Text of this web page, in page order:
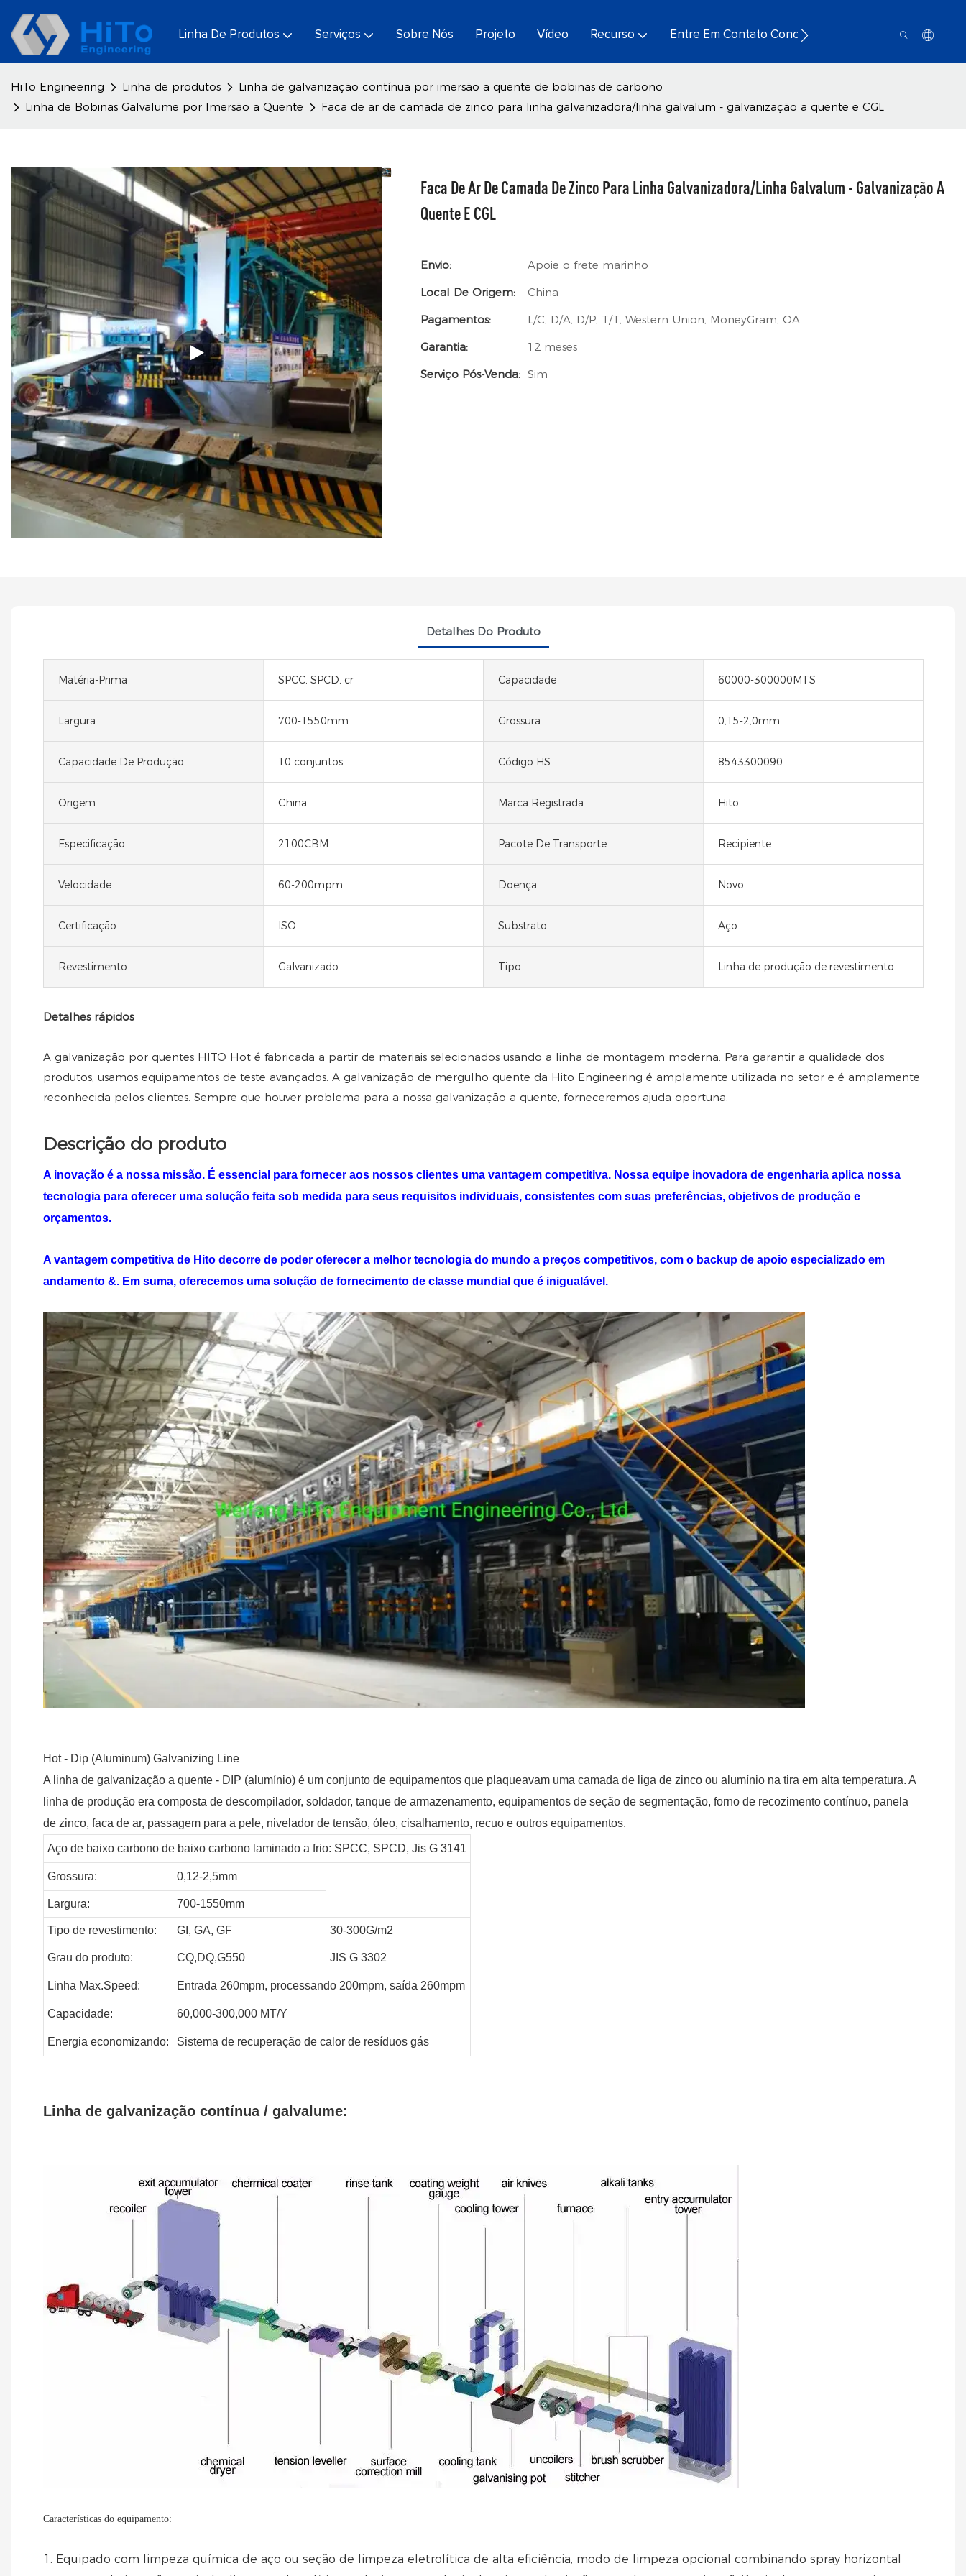
Linha De Produtos Serviços Sobre Nós Projeto Vídeo Recurso Entre Em Contato Conosco
HiTo Engineering Linha de produtos
Linha de galvanização contínua por imersão a quente de bobinas de carbono
Linha de Bobinas Galvalume por Imersão a Quente
Faca de ar de camada de zinco para linha galvanizadora/linha galvalum - galvanização a quente e CGL
Faca De Ar De Camada De Zinco Para Linha Galvanizadora/linha Galvalum - Galvanização A
Quente E CGL
Envio:
Apoie o frete marinho
Local De Origem:
China
Pagamentos:
L/C, D/A, D/P, T/T, Western Union, MoneyGram, OA
Garantia:
12 meses
Serviço Pós-Venda: Sim
Detalhes Do Produto
Matéria-Prima SPCC, SPCD, cr Capacidade 60000-300000MTS
Largura 700-1550mm Grossura 0,15-2,0mm
Capacidade De Produção 10 conjuntos Código HS 8543300090
Origem China Marca Registrada Hito
Especificação 2100CBM Pacote De Transporte Recipiente
Velocidade 60-200mpm Doença Novo
Certificação ISO Substrato Aço
Revestimento Galvanizado Tipo Linha de produção de revestimento
Detalhes rápidos
A galvanização por quentes HITO Hot é fabricada a partir de materiais selecionados usando a linha de montagem moderna. Para garantir a qualidade dos
produtos, usamos equipamentos de teste avançados. A galvanização de mergulho quente da Hito Engineering é amplamente utilizada no setor e é amplamente
reconhecida pelos clientes. Sempre que houver problema para a nossa galvanização a quente, forneceremos ajuda oportuna.
Descrição do produto
A inovação é a nossa missão. É essencial para fornecer aos nossos clientes uma vantagem competitiva. Nossa equipe inovadora de engenharia aplica nossa
tecnologia para oferecer uma solução feita sob medida para seus requisitos individuais, consistentes com suas preferências, objetivos de produção e
orçamentos.
A vantagem competitiva de Hito decorre de poder oferecer a melhor tecnologia do mundo a preços competitivos, com o backup de apoio especializado em
andamento &. Em suma, oferecemos uma solução de fornecimento de classe mundial que é inigualável.
Hot - Dip (Aluminum) Galvanizing Line
A linha de galvanização a quente - DIP (alumínio) é um conjunto de equipamentos que plaqueavam uma camada de liga de zinco ou alumínio na tira em alta temperatura. A
linha de produção era composta de descompilador, soldador, tanque de armazenamento, equipamentos de seção de segmentação, forno de recozimento contínuo, panela
de zinco, faca de ar, passagem para a pele, nivelador de tensão, óleo, cisalhamento, recuo e outros equipamentos.
Aço de baixo carbono de baixo carbono laminado a frio: SPCC, SPCD, Jis G 3141
Grossura: 0,12-2,5mm
Largura: 700-1550mm
Tipo de revestimento: GI, GA, GF 30-300G/m2
Grau do produto: CQ,DQ,G550 JIS G 3302
Linha Max.Speed: Entrada 260mpm, processando 200mpm, saída 260mpm
Capacidade: 60,000-300,000 MT/Y
Energia economizando: Sistema de recuperação de calor de resíduos gás
Linha de galvanização contínua / galvalume:
Características do equipamento:
1. Equipado com limpeza química de aço ou seção de limpeza eletrolítica de alta eficiência, modo de limpeza opcional combinando spray horizontal